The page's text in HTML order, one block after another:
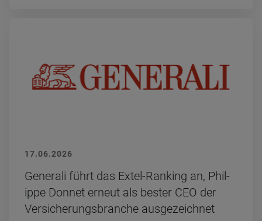
17.06.2026
Ge­ne­ra­li führt das Extel-Ran­king an, Phil­
ip­pe Don­net er­neut als bes­ter CEO der
Ver­si­che­rungs­bran­che aus­ge­zeich­net